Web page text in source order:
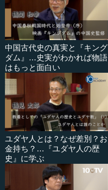
中国古代史の真実と『キング
ダム』…史実がわかれば物語
はもっと面白い
ユダヤ人とは？なぜ差別？お
金持ち？…『ユダヤ人の歴
史』に学ぶ